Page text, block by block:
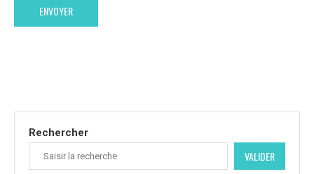
Rechercher
VALIDER